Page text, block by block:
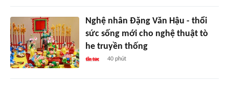
Nghệ nhân Đặng Văn Hậu - thổi
sức sống mới cho nghệ thuật tò
he truyền thống
40 phút